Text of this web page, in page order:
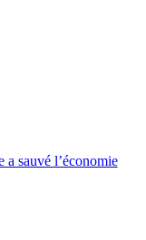
sauvé l’économie